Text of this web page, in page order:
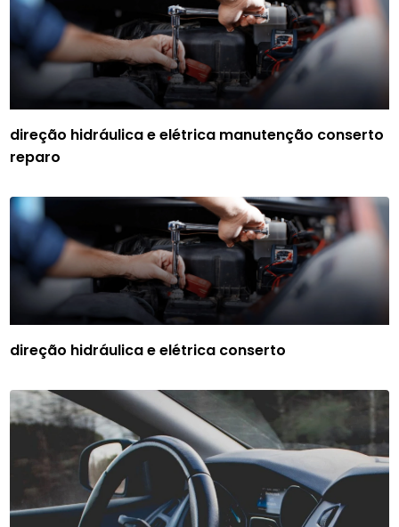
direção hidráulica e elétrica manutenção conserto
reparo
direção hidráulica e elétrica conserto